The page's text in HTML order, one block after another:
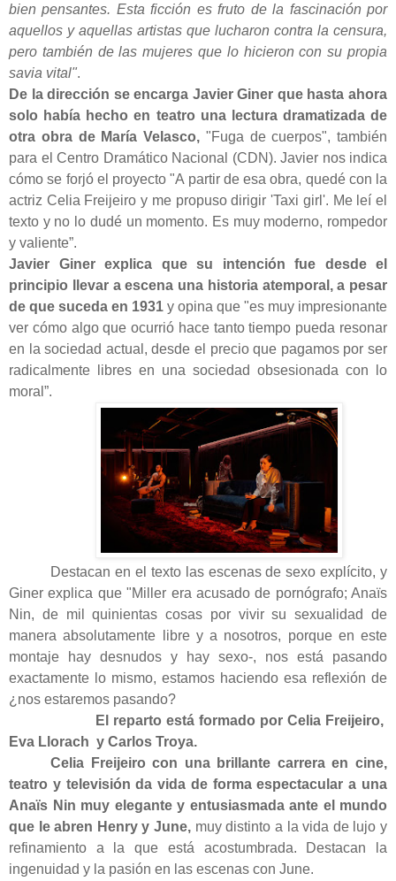
bien pensantes. Esta ficción es fruto de la fascinación por
aquellos y aquellas artistas que lucharon contra la censura,
pero también de las mujeres que lo hicieron con su propia
savia vital".
De la dirección se encarga Javier Giner que hasta ahora
solo había hecho en teatro una lectura dramatizada de
otra obra de María Velasco, "Fuga de cuerpos", también
para el Centro Dramático Nacional (CDN). Javier nos indica
cómo se forjó el proyecto "A partir de esa obra, quedé con la
actriz Celia Freijeiro y me propuso dirigir 'Taxi girl'. Me leí el
texto y no lo dudé un momento. Es muy moderno, rompedor
y valiente”.
Javier Giner explica que su intención fue desde el
principio llevar a escena una historia atemporal, a pesar
de que suceda en 1931 y opina que "es muy impresionante
ver cómo algo que ocurrió hace tanto tiempo pueda resonar
en la sociedad actual, desde el precio que pagamos por ser
radicalmente libres en una sociedad obsesionada con lo
moral”.
Destacan en el texto las escenas de sexo explícito, y
Giner explica que "Miller era acusado de pornógrafo; Anaïs
Nin, de mil quinientas cosas por vivir su sexualidad de
manera absolutamente libre y a nosotros, porque en este
montaje hay desnudos y hay sexo-, nos está pasando
exactamente lo mismo, estamos haciendo esa reflexión de
¿nos estaremos pasando?
El reparto está formado por Celia Freijeiro,
Eva Llorach y Carlos Troya.
Celia Freijeiro con una brillante carrera en cine,
teatro y televisión da vida de forma espectacular a una
Anaïs Nin muy elegante y entusiasmada ante el mundo
que le abren Henry y June, muy distinto a la vida de lujo y
refinamiento a la que está acostumbrada. Destacan la
ingenuidad y la pasión en las escenas con June.